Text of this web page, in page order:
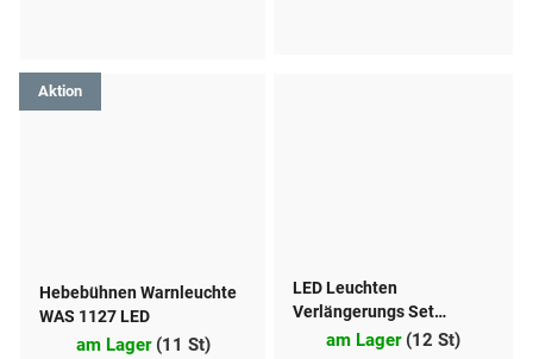
Aktion
Hebebühnen Warnleuchte
WAS 1127 LED
am Lager (11 St)
LED Leuchten
Verlängerungs Set
Magnet 7,5m 12V
am Lager (12 St)